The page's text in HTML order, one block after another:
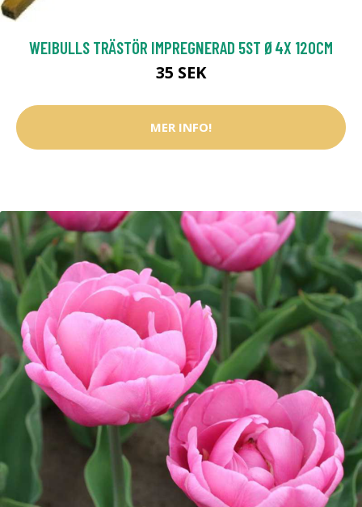
WEIBULLS TRÄSTÖR IMPREGNERAD 5ST Ø4X 120CM
35 SEK
MER INFO!